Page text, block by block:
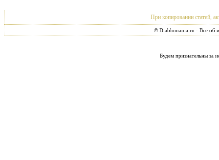
При копировании статей,
© Diablomania.ru - Всё об
Будем признательны за